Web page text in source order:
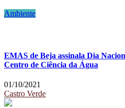
Ambiente
EMAS de Beja assinala Dia
Centro de Ciência da Água
01/10/2021
Castro Verde